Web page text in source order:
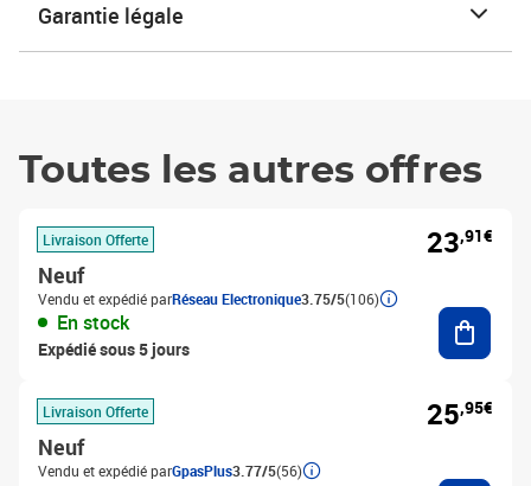
Garantie légale
Toutes les autres offres
Livraison Offerte
Neuf
Vendu et expédié parRéseau Electronique3.75/5(106)
En stock
Expédié sous 5 jours
23,91€
Livraison Offerte
Neuf
Vendu et expédié parGpasPlus3.77/5(56)
25,95€